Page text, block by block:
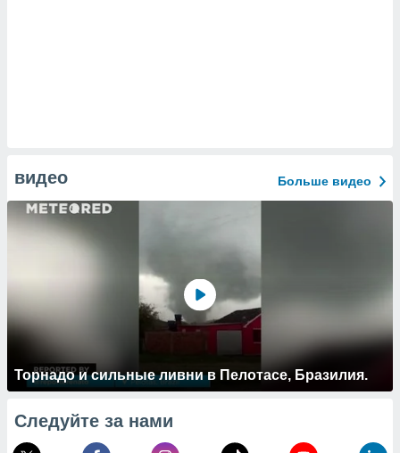
видео Больше видео
Торнадо и сильные ливни в Пелотасе, Бразилия.
Следуйте за нами